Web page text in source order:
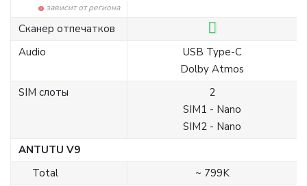
зависит от региона
Сканер отпечатков
Audio
USB Type-C
Dolby Atmos
SIM слоты
2
SIM1 - Nano
SIM2 - Nano
ANTUTU V9
Total
~ 799K